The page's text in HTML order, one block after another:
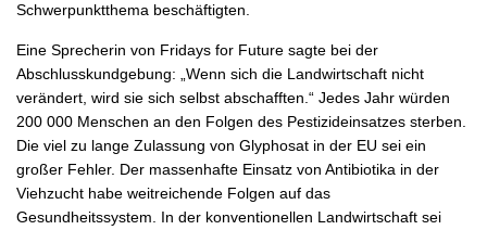
Schwerpunktthema beschäftigten.
Eine Sprecherin von Fridays for Future sagte bei der
Abschlusskundgebung: „Wenn sich die Landwirtschaft nicht
verändert, wird sie sich selbst abschafften.“ Jedes Jahr würden
200 000 Menschen an den Folgen des Pestizideinsatzes sterben.
Die viel zu lange Zulassung von Glyphosat in der EU sei ein
großer Fehler. Der massenhafte Einsatz von Antibiotika in der
Viehzucht habe weitreichende Folgen auf das
Gesundheitssystem. In der konventionellen Landwirtschaft sei